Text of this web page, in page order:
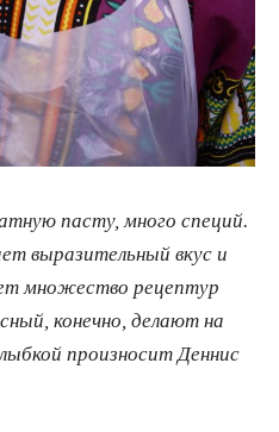
пасту, много специй.
выразительный вкус и
множество рецептур
конечно, делают на
произносит Деннис